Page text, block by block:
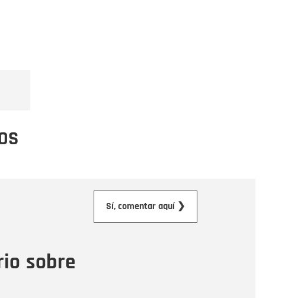
sobre
Sí, comentar aquí ❯